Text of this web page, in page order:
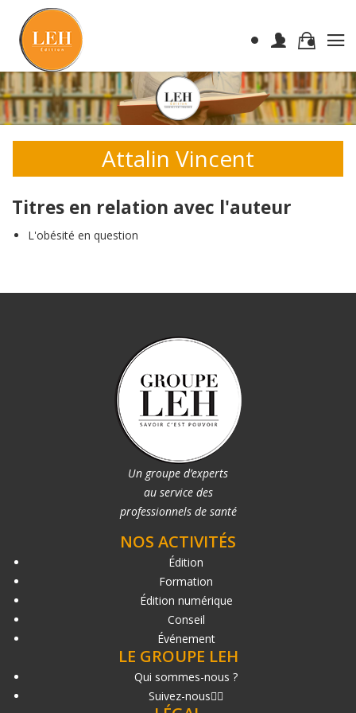
Attalin Vincent
Titres en relation avec l'auteur
L'obésité en question
Un groupe d’experts
au service des
professionnels de santé
NOS ACTIVITÉS
Édition
Formation
Édition numérique
Conseil
Événement
LE GROUPE LEH
Qui sommes-nous ?
Suivez-nous